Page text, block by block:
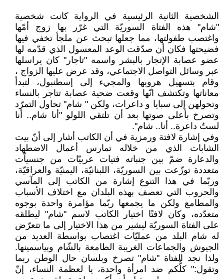
الشخصية الثانية الرئيسية في الرواية كانت شخصية
"شام" هذه الفتاة السوريّة التي غرّر بها زوج أمّها
واغتصب طفولتها، مما جعلها تبحث عن ملجأ تخفي فيها
فضيحتها فكان أن صدّقت الوعد المعسول الذي قدّمه لها
عضو عصابة الإتجار بالبشر واسمه "تاجار" كان يراسلها
عبر وسائل التواصل الاجتماعي، وقد عرض عليها الزواج ،
وقام بتسهيل هروبها والمجيء إلى إسطنبول، لتبدأ
معاناتها وتكتشف انّها وقعت ضحية عصابة تتاجر بالنساء
وتحولهن إلى سبايا و داعرات، ولكن " شام" تحاول التمرّد
وتصرخ بأعلى صوتها بعد أن تلتقي اللولو "أنا شام.. أنا
لستُ داعرة.. أنا.. شام".
وفي إشارة لافتة ورمزية في أن الكاتب أشار إلى أنّ بيت
الشابات الذي من خلاله تمارس أعمال الاضطهاد
والدعارة ضمّ بين جنباته فتيات عربيّات من جنسياّت
متعددة توزّعت بين السوريّة، اللبنانيّة، اليمنيّة والعراقيّة،
وربّما في هذا التنوع إشارة من الكاتب إلى المآسي
والحروب التي تعصف بهذه البلدان مع اختلاف الأسباب
والمطامع ولكن ما يجمعها ربّما مؤامرة واحدة بوجوه
متعدّده، وكان لافتًا اختيار الكاتب لاسم "شام" ليطلقه
على الفتاة السوريّة ليشير من هذا الاختيار إلى ما تتعرّض
له شام البلد من عمليّات اغتصاب بواسطة العديد من
الجيوش والجماعات الغريبة الطامعة بالشّام وبياسمينها.
ولذا نجد الفتاة "شام" تصرخ وبلسان حال الوطن ربما
وتقول:" كلُّكم ضد امرأة واحدة، يا لعظمة النساء، إنّ